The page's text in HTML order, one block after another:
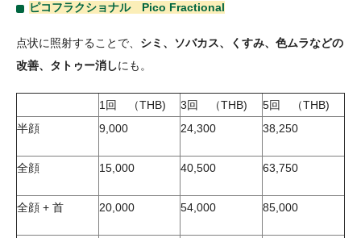
ピコフラクショナル Pico Fractional
点状に照射することで、 シミ、ソバカス、くすみ、色ムラなどの
改善、タトゥー消しにも。
1回 （THB) 3回 （THB)
5回 （THB)
半顔
9,000 24,300 38,250
全顔 15,000 40,500 63,750
全顔 + 首 20,000 54,000 85,000